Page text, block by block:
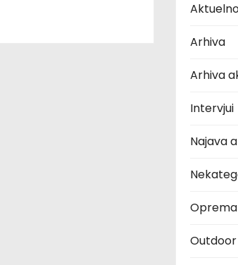
Arhiva
Arhiva
Intervjui
Najava
Oprema
Outdoor